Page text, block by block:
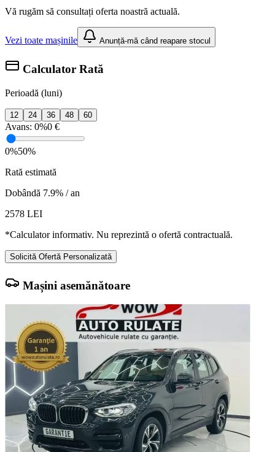
Vă rugăm să consultați oferta noastră actuală.
Vezi toate mașinile Anunță-mă când reapare stocul
Calculator Rată
Perioadă (luni)
12 24 36 48 60
Avans: 0%0 €
0%50%
Rată estimată
Dobândă 7.9% / an
2578 LEI
*Calculator informativ. Nu reprezintă o ofertă contractuală.
Solicită Ofertă Personalizată
Mașini asemănătoare